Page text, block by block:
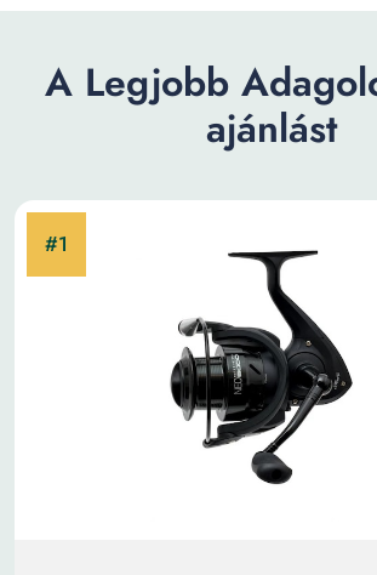
A Legjobb
ajánlást